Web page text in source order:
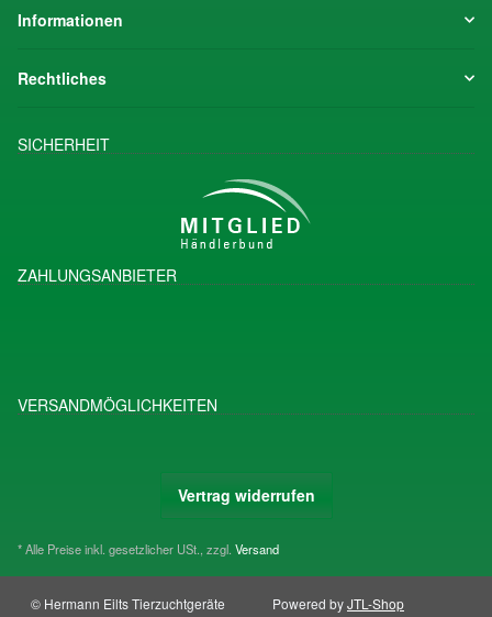
Informationen
Rechtliches
SICHERHEIT
ZAHLUNGSANBIETER
VERSANDMÖGLICHKEITEN
Vertrag widerrufen
* Alle Preise inkl. gesetzlicher USt., zzgl. Versand
© Hermann Eilts Tierzuchtgeräte
Powered byJTL-Shop